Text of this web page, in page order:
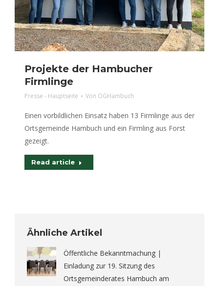
Projekte der Hambucher
Firmlinge
Presse - Hauptseite Von OGHambuch
Einen vorbildlichen Einsatz haben 13 Firmlinge aus der
Ortsgemeinde Hambuch und ein Firmling aus Forst
gezeigt.
Read article
Ähnliche Artikel
Öffentliche Bekanntmachung |
Einladung zur 19. Sitzung des
Ortsgemeinderates Hambuch am